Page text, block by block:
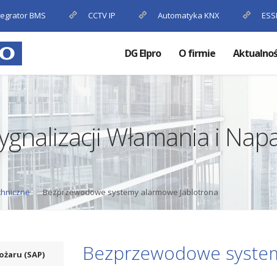
BMS CCTV IP Automatyka KNX
DG Elpro O firmie
Włamania i
Bezprzewodowe systemy alarmowe Jablotrona
Bezprzewodowe
(SAP)